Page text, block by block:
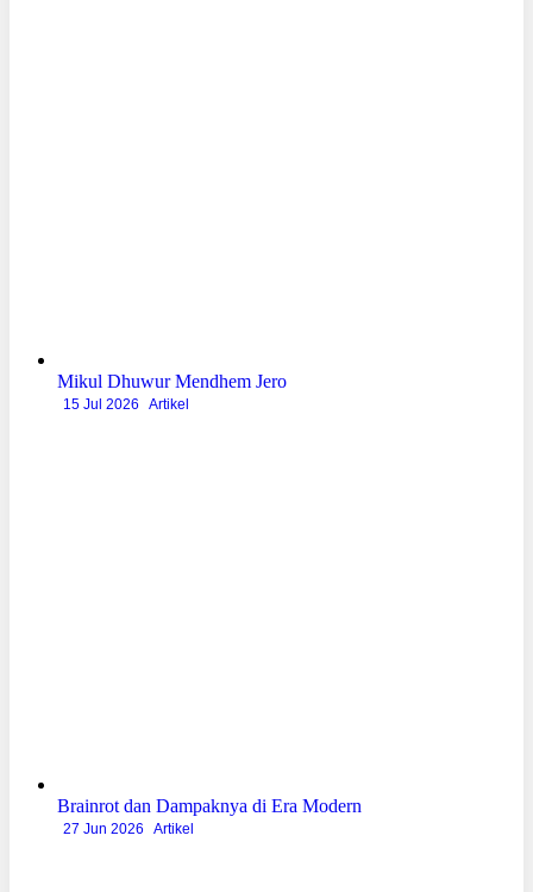
Mikul Dhuwur Mendhem Jero
15 Jul 2026 Artikel
Brainrot dan Dampaknya di Era Modern
27 Jun 2026 Artikel